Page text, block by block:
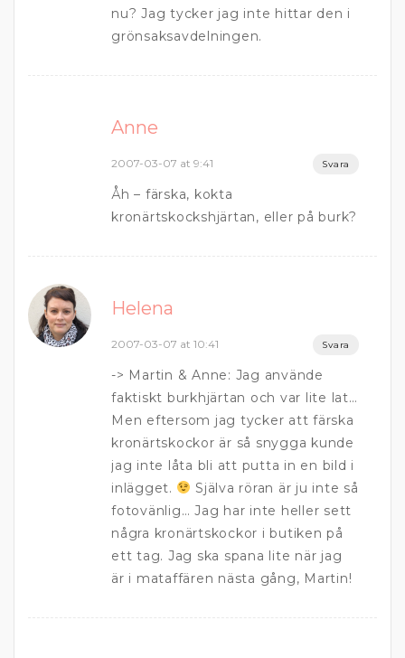
nu? Jag tycker jag inte hittar den i
grönsaksavdelningen.
Anne
2007-03-07 at 9:41 Svara
Åh – färska, kokta
kronärtskockshjärtan, eller på burk?
Helena
2007-03-07 at 10:41 Svara
-> Martin & Anne: Jag använde
faktiskt burkhjärtan och var lite lat…
Men eftersom jag tycker att färska
kronärtskockor är så snygga kunde
jag inte låta bli att putta in en bild i
inlägget.
Själva röran är ju inte så
fotovänlig… Jag har inte heller sett
några kronärtskockor i butiken på
ett tag. Jag ska spana lite när jag
är i mataffären nästa gång, Martin!